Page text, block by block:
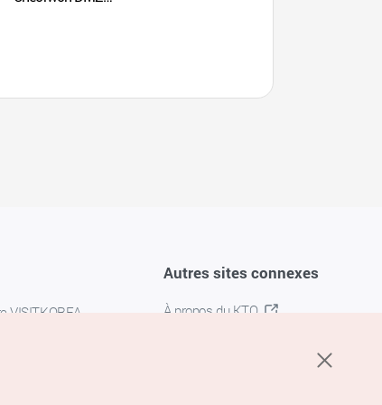
VISITKOREA
Autres sites connexes
À propos du KTO